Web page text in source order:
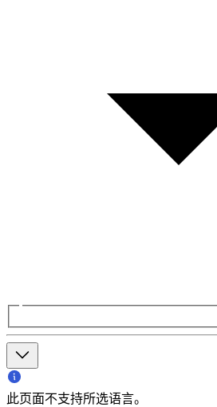
此页面不支持所选语言。